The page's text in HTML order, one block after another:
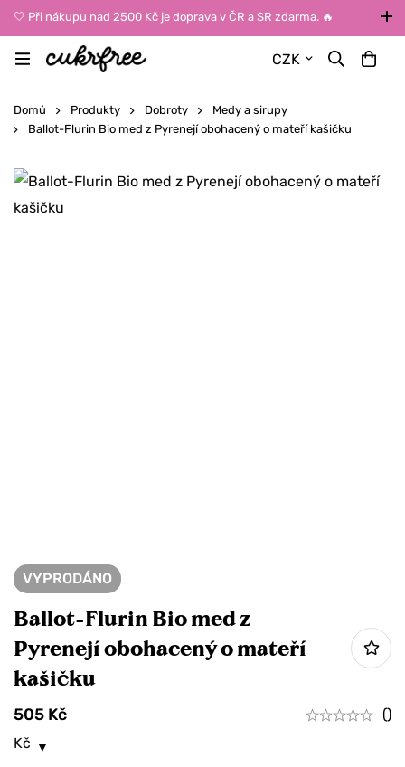
🤍 Při nákupu nad 2500 Kč je doprava v ČR a SR zdarma. 🔥
UPOZORNĚNÍ: Během léta vybírejte dopravu kurýrem nebo do Z-
BOXů umístěných uvnitř budov. Reklamace zboží způsobené
CZK
Domů Produkty Dobroty
Medy a sirupy
Ballot-Flurin Bio med z Pyrenejí obohacený o mateří kašičku
VYPRODÁNO
Ballot-Flurin Bio med z
Pyrenejí obohacený o mateří
kašičku
505 Kč
()
Kč